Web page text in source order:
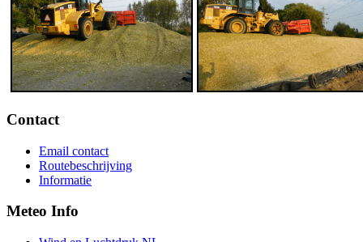
Contact
Email contact
Routebeschrijving
Informatie
Meteo Info